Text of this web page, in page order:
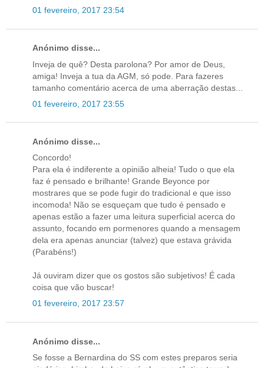
01 fevereiro, 2017 23:54
Anónimo disse...
Inveja de quê? Desta parolona? Por amor de Deus,
amiga! Inveja a tua da AGM, só pode. Para fazeres
tamanho comentário acerca de uma aberração destas...
01 fevereiro, 2017 23:55
Anónimo disse...
Concordo!
Para ela é indiferente a opinião alheia! Tudo o que ela
faz é pensado e brilhante! Grande Beyonce por
mostrares que se pode fugir do tradicional e que isso
incomoda! Não se esqueçam que tudo é pensado e
apenas estão a fazer uma leitura superficial acerca do
assunto, focando em pormenores quando a mensagem
dela era apenas anunciar (talvez) que estava grávida
(Parabéns!)
Já ouviram dizer que os gostos são subjetivos! É cada
coisa que vão buscar!
01 fevereiro, 2017 23:57
Anónimo disse...
Se fosse a Bernardina do SS com estes preparos seria